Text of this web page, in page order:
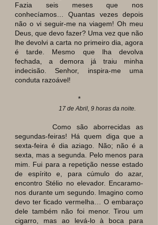
Fazia seis meses que nos
conhecíamos… Quantas vezes depois
não o vi seguir-me na viagem! Oh meu
Deus, que devo fazer? Uma vez que não
lhe devolvi a carta no primeiro dia, agora
é tarde. Mesmo que lha devolva
fechada, a demora já traiu minha
indecisão. Senhor, inspira-me uma
conduta razoável!
*
17 de Abril, 9 horas da noite.
Como são aborrecidas as
segundas-feiras! Há quem diga que a
sexta-feira é dia aziago. Não; não é a
sexta, mas a segunda. Pelo menos para
mim. Fui para a repetição nesse estado
de espírito e, para cúmulo do azar,
encontro Stélio no elevador. Encaramo-
nos durante um segundo. Imagino como
devo ter ficado vermelha… O embaraço
dele também não foi menor. Tirou um
cigarro, mas ao levá-lo à boca para